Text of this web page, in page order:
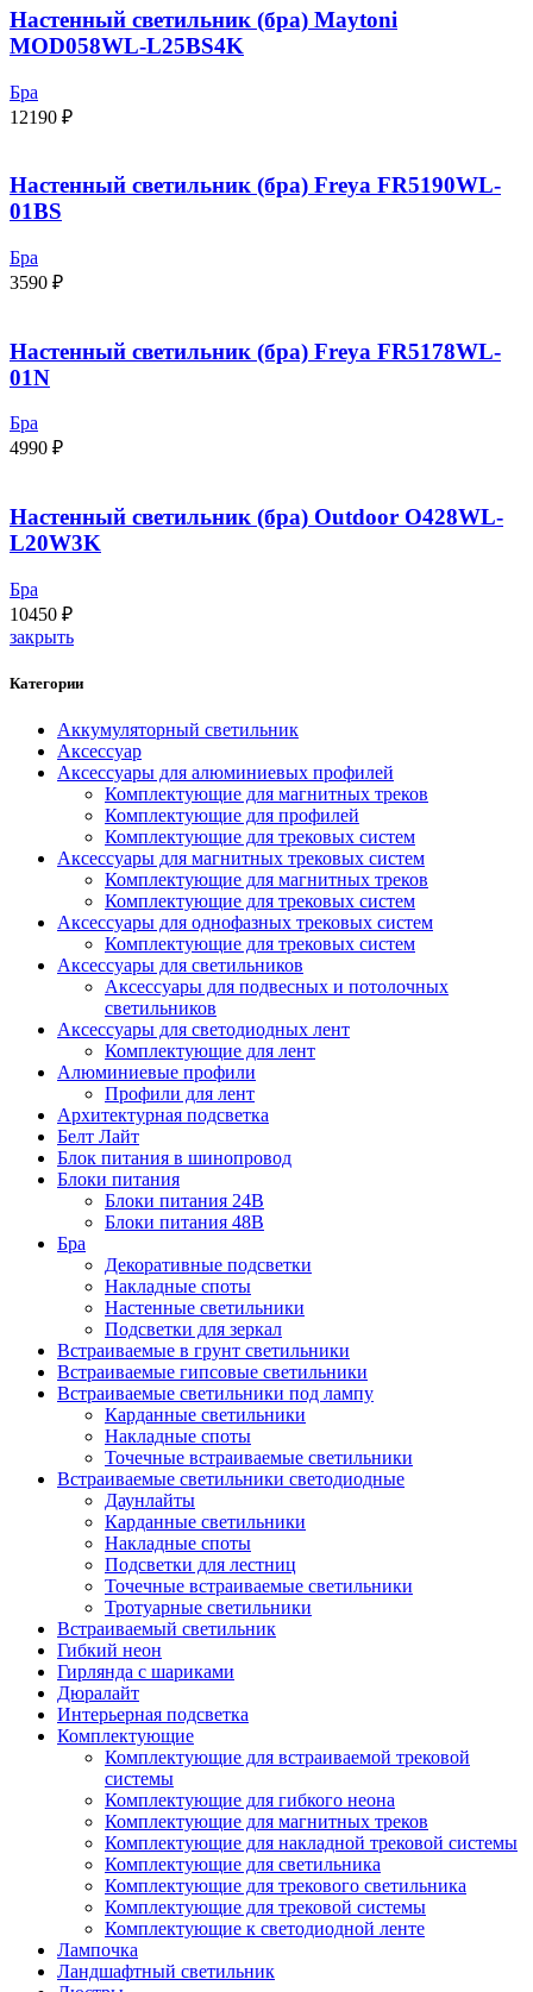
Настенный светильник (бра) Maytoni
MOD058WL-L25BS4K
Бра
12190 ₽
Настенный светильник (бра) Freya FR5190WL-
01BS
Бра
3590 ₽
Настенный светильник (бра) Freya FR5178WL-
01N
Бра
4990 ₽
Настенный светильник (бра) Outdoor O428WL-
L20W3K
Бра
10450 ₽
закрыть
Категории
Аккумуляторный светильник
Аксессуар
Аксессуары для алюминиевых профилей
Комплектующие для магнитных треков
Комплектующие для профилей
Комплектующие для трековых систем
Аксессуары для магнитных трековых систем
Комплектующие для магнитных треков
Комплектующие для трековых систем
Аксессуары для однофазных трековых систем
Комплектующие для трековых систем
Аксессуары для светильников
Аксессуары для подвесных и потолочных
светильников
Аксессуары для светодиодных лент
Комплектующие для лент
Алюминиевые профили
Профили для лент
Архитектурная подсветка
Белт Лайт
Блок питания в шинопровод
Блоки питания
Блоки питания 24В
Блоки питания 48В
Бра
Декоративные подсветки
Накладные споты
Настенные светильники
Подсветки для зеркал
Встраиваемые в грунт светильники
Встраиваемые гипсовые светильники
Встраиваемые светильники под лампу
Карданные светильники
Накладные споты
Точечные встраиваемые светильники
Встраиваемые светильники светодиодные
Даунлайты
Карданные светильники
Накладные споты
Подсветки для лестниц
Точечные встраиваемые светильники
Тротуарные светильники
Встраиваемый светильник
Гибкий неон
Гирлянда с шариками
Дюралайт
Интерьерная подсветка
Комплектующие
Комплектующие для встраиваемой трековой
системы
Комплектующие для гибкого неона
Комплектующие для магнитных треков
Комплектующие для накладной трековой системы
Комплектующие для светильника
Комплектующие для трекового светильника
Комплектующие для трековой системы
Комплектующие к светодиодной ленте
Лампочка
Ландшафтный светильник